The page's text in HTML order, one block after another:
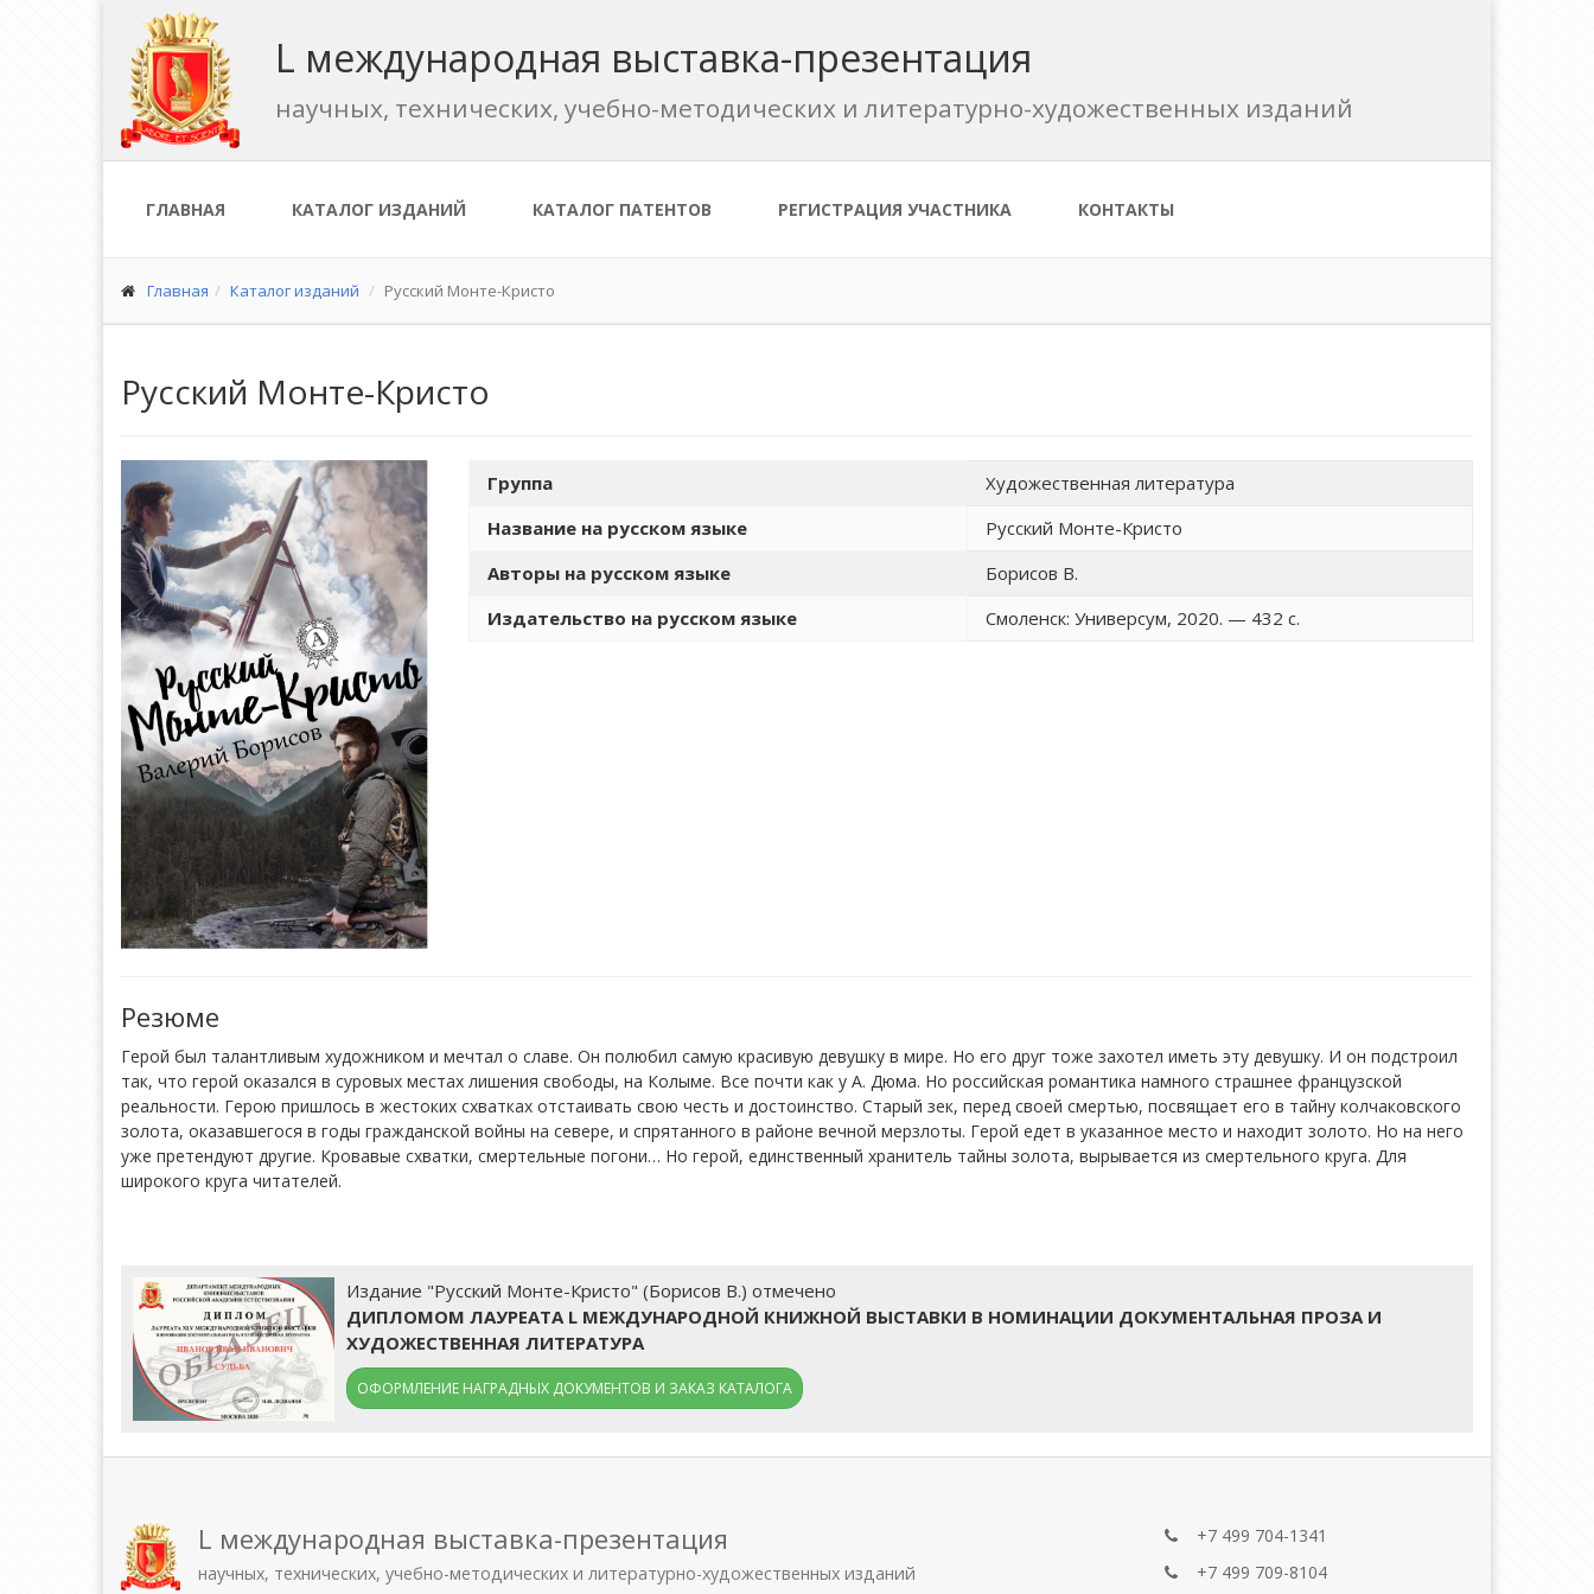
L международная выставка-презентация
научных, технических, учебно-методических и литературно-художественных изданий
ГЛАВНАЯ КАТАЛОГ ИЗДАНИЙ КАТАЛОГ ПАТЕНТОВ РЕГИСТРАЦИЯ УЧАСТНИКА КОНТАКТЫ
Главная Каталог изданий Русский Монте-Кристо
Русский Монте-Кристо
Группа
Художественная литература
Название на русском языке
Русский Монте-Кристо
Авторы на русском языке
Борисов В.
Издательство на русском языке
Смоленск: Универсум, 2020. — 432 с.
Резюме
Герой был талантливым художником и мечтал о славе. Он полюбил самую красивую девушку в мире. Но его друг тоже захотел иметь эту девушку. И он подстроил
так, что герой оказался в суровых местах лишения свободы, на Колыме. Все почти как у А. Дюма. Но российская романтика намного страшнее французской
реальности. Герою пришлось в жестоких схватках отстаивать свою честь и достоинство. Старый зек, перед своей смертью, посвящает его в тайну колчаковского
золота, оказавшегося в годы гражданской войны на севере, и спрятанного в районе вечной мерзлоты. Герой едет в указанное место и находит золото. Но на него
уже претендуют другие. Кровавые схватки, смертельные погони… Но герой, единственный хранитель тайны золота, вырывается из смертельного круга. Для
широкого круга читателей.
Издание "Русский Монте-Кристо" (Борисов В.) отмечено
ДИПЛОМОМ ЛАУРЕАТА L МЕЖДУНАРОДНОЙ КНИЖНОЙ ВЫСТАВКИ В НОМИНАЦИИ ДОКУМЕНТАЛЬНАЯ ПРОЗА И
ХУДОЖЕСТВЕННАЯ ЛИТЕРАТУРА
ОФОРМЛЕНИЕ НАГРАДНЫХ ДОКУМЕНТОВ И ЗАКАЗ КАТАЛОГА
L международная выставка-презентация
научных, технических, учебно-методических и литературно-художественных изданий
+7 499 704-1341
+7 499 709-8104